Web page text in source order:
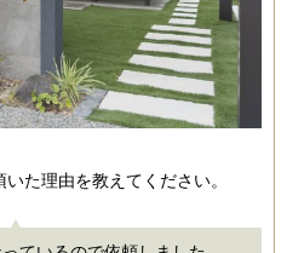
た理由を教えてください。